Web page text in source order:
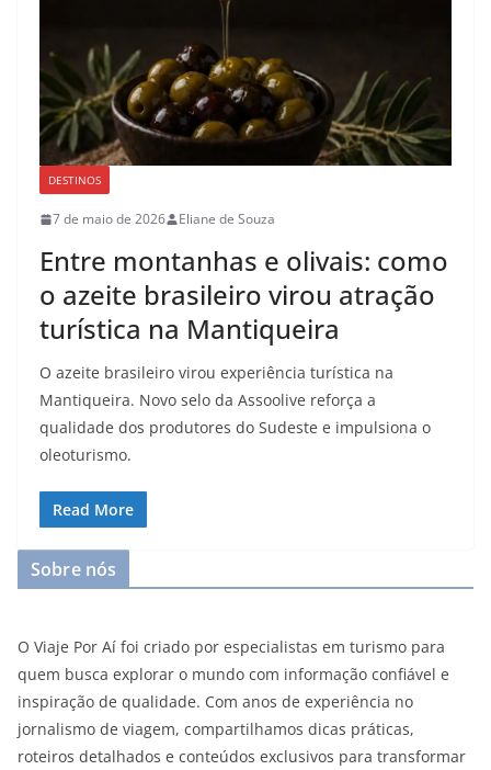
DESTINOS
7 de maio de 2026 Eliane de Souza
Entre montanhas e olivais: como
o azeite brasileiro virou atração
turística na Mantiqueira
O azeite brasileiro virou experiência turística na
Mantiqueira. Novo selo da Assoolive reforça a
qualidade dos produtores do Sudeste e impulsiona o
oleoturismo.
Read More
Sobre nós
O Viaje Por Aí foi criado por especialistas em turismo para
quem busca explorar o mundo com informação confiável e
inspiração de qualidade. Com anos de experiência no
jornalismo de viagem, compartilhamos dicas práticas,
roteiros detalhados e conteúdos exclusivos para transformar